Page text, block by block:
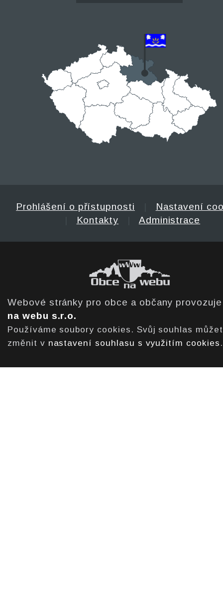
Prohlášení o přístupnosti
Nastavení
Kontakty Administrace
Webové stránky pro obce a občany
na webu s.r.o.
Používáme soubory cookies. Svůj souhlas
změnit v nastavení souhlasu s využitím cookies .